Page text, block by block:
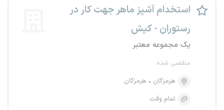
استخدام آشپز ماهر جهت کار در
رستوران - کیش
یک مجموعه معتبر
منقضی شده
هرمزگان
هرمزگان
تمام وقت